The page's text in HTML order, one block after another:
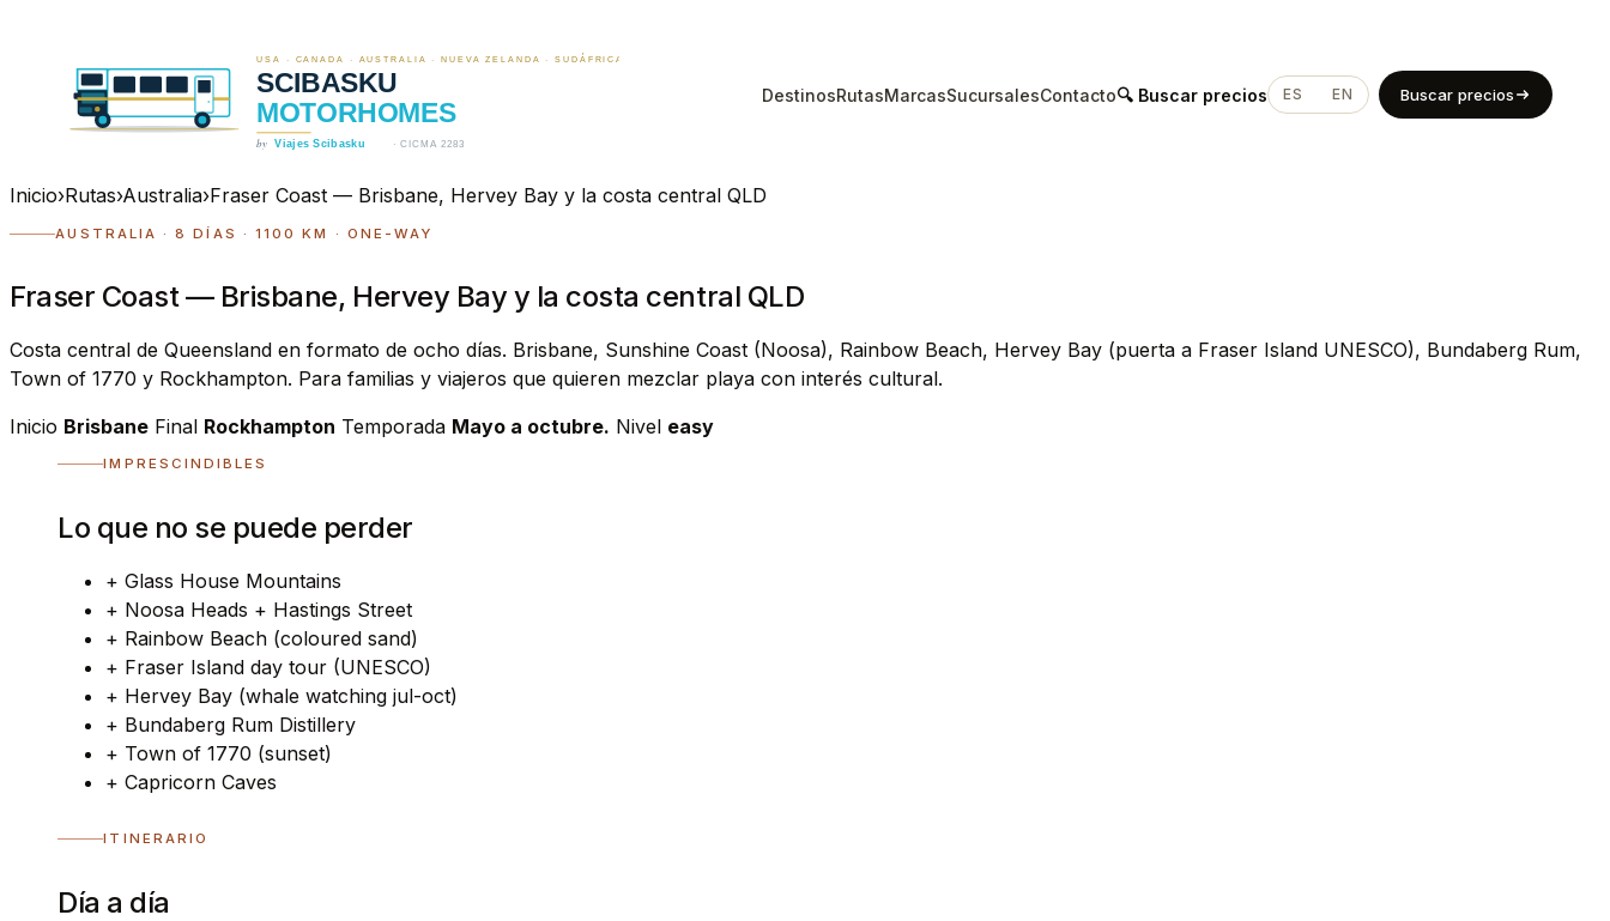
DestinosRutasMarcasSucursalesContacto🔍 Buscar precios ES EN Buscar precios
Inicio›Rutas›Australia›Fraser Coast — Brisbane, Hervey Bay y la costa central QLD
AUSTRALIA · 8 DÍAS · 1100 KM · ONE-WAY
Fraser Coast — Brisbane, Hervey Bay y la costa central QLD
Costa central de Queensland en formato de ocho días. Brisbane, Sunshine Coast (Noosa), Rainbow Beach, Hervey Bay (puerta a Fraser Island UNESCO), Bundaberg Rum,
Town of 1770 y Rockhampton. Para familias y viajeros que quieren mezclar playa con interés cultural.
Inicio Brisbane Final Rockhampton Temporada Mayo a octubre. Nivel easy
IMPRESCINDIBLES
Lo que no se puede perder
+ Glass House Mountains
+ Noosa Heads + Hastings Street
+ Rainbow Beach (coloured sand)
+ Fraser Island day tour (UNESCO)
+ Hervey Bay (whale watching jul-oct)
+ Bundaberg Rum Distillery
+ Town of 1770 (sunset)
+ Capricorn Caves
ITINERARIO
Día a día